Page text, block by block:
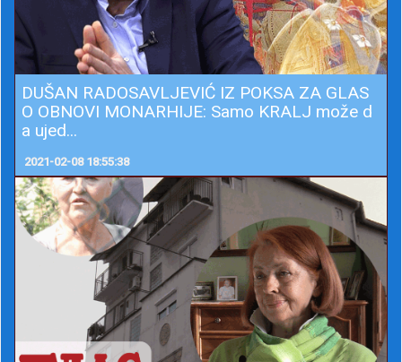
DUŠAN RADOSAVLJEVIĆ IZ POKSA ZA GLAS
O OBNOVI MONARHIJE: Samo KRALJ može d
a ujed...
2021-02-08 18:55:38